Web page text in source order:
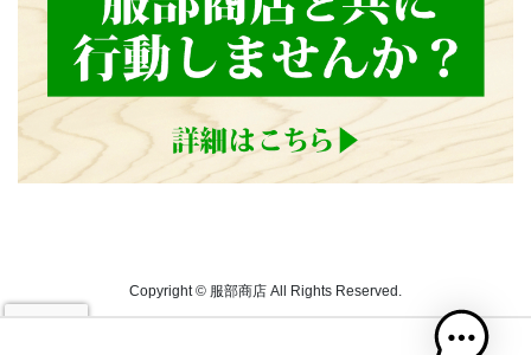
Copyright © 服部商店 All Rights Reserved.